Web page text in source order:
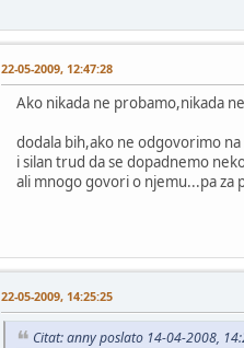
22-05-2009, 12:47:28
Ako nikada ne probamo,nikada
dodala bih,ako ne odgovorimo
i silan trud da se dopadnemo
ali mnogo govori o njemu...pa za
22-05-2009, 14:25:25
Citat: anny poslato 14-04-2008,